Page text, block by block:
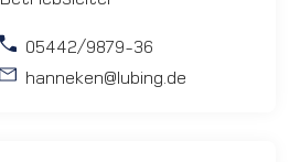
05442/9879-36
hanneken@lubing.de